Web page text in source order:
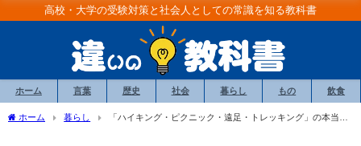
高校・大学の受験対策と社会人としての常識を知る教科書
ホーム 言葉 歴史 社会 暮らし もの 飲食
ホーム 暮らし
「ハイキング・ピクニック・遠足・トレッキング」の本当の